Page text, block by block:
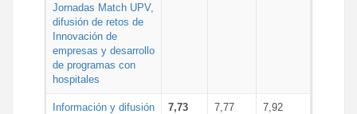
Jornadas Match UPV,
difusión de retos de
Innovación de
empresas y desarrollo
de programas con
hospitales
Información y difusión
7,73 7,77 7,92